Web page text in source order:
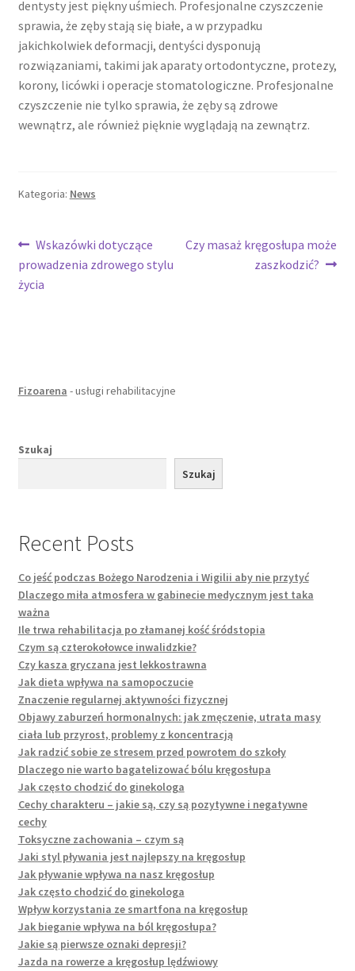
dentysty jest piękny uśmiech. Profesjonalne czyszczenie
sprawia, że zęby stają się białe, a w przypadku
jakichkolwiek deformacji, dentyści dysponują
rozwiązaniami, takimi jak aparaty ortodontyczne, protezy,
korony, licówki i operacje stomatologiczne. Profesjonalne
czyszczenie nie tylko sprawia, że zęby są zdrowe
wewnątrz, ale również pięknie wyglądają na zewnątrz.
Kategoria: News
Nawigacja
wpisu
Poprzedni
wpis:
Wskazówki dotyczące
prowadzenia zdrowego stylu
życia
Następny
Czy masaż kręgosłupa może
zaszkodzić?
Fizoarena - usługi rehabilitacyjne
Szukaj
Szukaj
Recent Posts
Co jeść podczas Bożego Narodzenia i Wigilii aby nie przytyć
Dlaczego miła atmosfera w gabinecie medycznym jest taka
ważna
Ile trwa rehabilitacja po złamanej kość śródstopia
Czym są czterokołowce inwalidzkie?
Czy kasza gryczana jest lekkostrawna
Jak dieta wpływa na samopoczucie
Znaczenie regularnej aktywności fizycznej
Objawy zaburzeń hormonalnych: jak zmęczenie, utrata masy
ciała lub przyrost, problemy z koncentracją
Jak radzić sobie ze stresem przed powrotem do szkoły
Dlaczego nie warto bagatelizować bólu kręgosłupa
Jak często chodzić do ginekologa
Cechy charakteru – jakie są, czy są pozytywne i negatywne
cechy
Toksyczne zachowania – czym są
Jaki styl pływania jest najlepszy na kręgosłup
Jak pływanie wpływa na nasz kręgosłup
Jak często chodzić do ginekologa
Wpływ korzystania ze smartfona na kręgosłup
Jak bieganie wpływa na ból kręgosłupa?
Jakie są pierwsze oznaki depresji?
Jazda na rowerze a kręgosłup lędźwiowy